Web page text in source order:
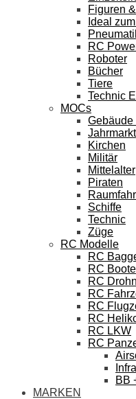
Figuren
Ideal
RC
Roboter
Bücher
Tiere
Technic
MOCs
Gebäude
Jahrmarkt
Kirchen
Militär
Mittelalter
Piraten
Schiffe
Technic
Züge
RC Modelle
RC
RC Boote
RC
RC
RC
RC
RC LKW
RC
BB
MARKEN